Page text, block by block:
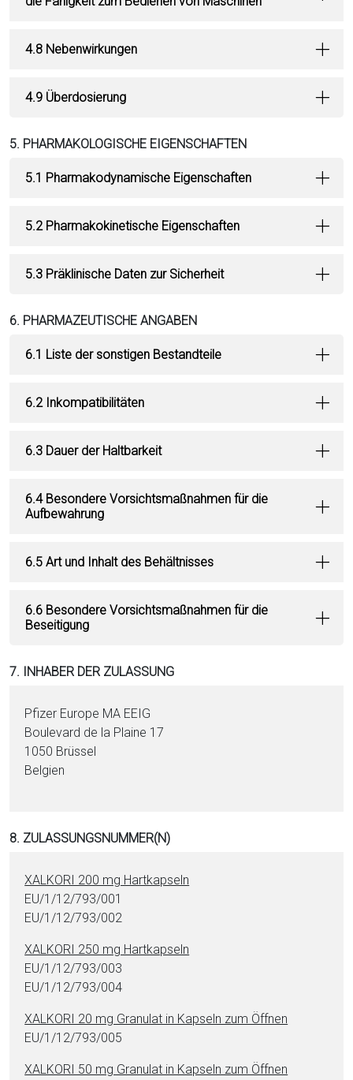
4.8 Nebenwirkungen
4.9 Überdosierung
5. PHARMAKOLOGISCHE EIGENSCHAFTEN
5.1 Pharmakodynamische Eigenschaften
5.2 Pharmakokinetische Eigenschaften
5.3 Präklinische Daten zur Sicherheit
6. PHARMAZEUTISCHE ANGABEN
6.1 Liste der sonstigen Bestandteile
6.2 Inkompatibilitäten
6.3 Dauer der Haltbarkeit
6.4 Besondere Vorsichtsmaßnahmen für die
Aufbewahrung
6.5 Art und Inhalt des Behältnisses
6.6 Besondere Vorsichtsmaßnahmen für die
Beseitigung
7. INHABER DER ZULASSUNG
Pfizer Europe MA EEIG
Boulevard de la Plaine 17
1050 Brüssel
Belgien
8. ZULASSUNGSNUMMER(N)
XALKORI 200 mg Hartkapseln
EU/1/12/793/001
EU/1/12/793/002
XALKORI 250 mg Hartkapseln
EU/1/12/793/003
EU/1/12/793/004
XALKORI 20 mg Granulat in Kapseln zum Öffnen
EU/1/12/793/005
XALKORI 50 mg Granulat in Kapseln zum Öffnen